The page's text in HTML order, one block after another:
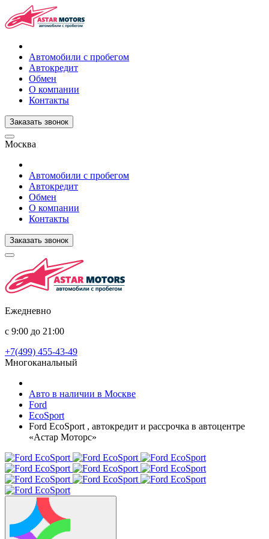
Автомобили с пробегом
Автокредит
Обмен
О компании
Контакты
Заказать звонок
Москва
Автомобили с пробегом
Автокредит
Обмен
О компании
Контакты
Заказать звонок
Ежедневно
с 9:00 до 21:00
+7(499) 455-43-49
Многоканальный
Авто в наличии в Москве
Ford
EcoSport
Ford EcoSport , автокредит и рассрочка в автоцентре
«Астар Моторс»